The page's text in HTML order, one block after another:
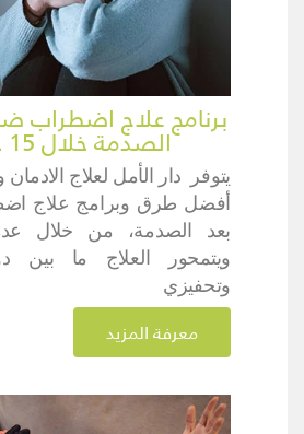
برنامج علاج اضطراب
الصدمة خلال 15 جلسة
يتوفر دار الأمل لعلاج
أفضل طرق وبرامج علاج
بعد الصدمة، من خلال
ويتمحور العلاج ما بين
وتحفيزي
معرفة المزيد